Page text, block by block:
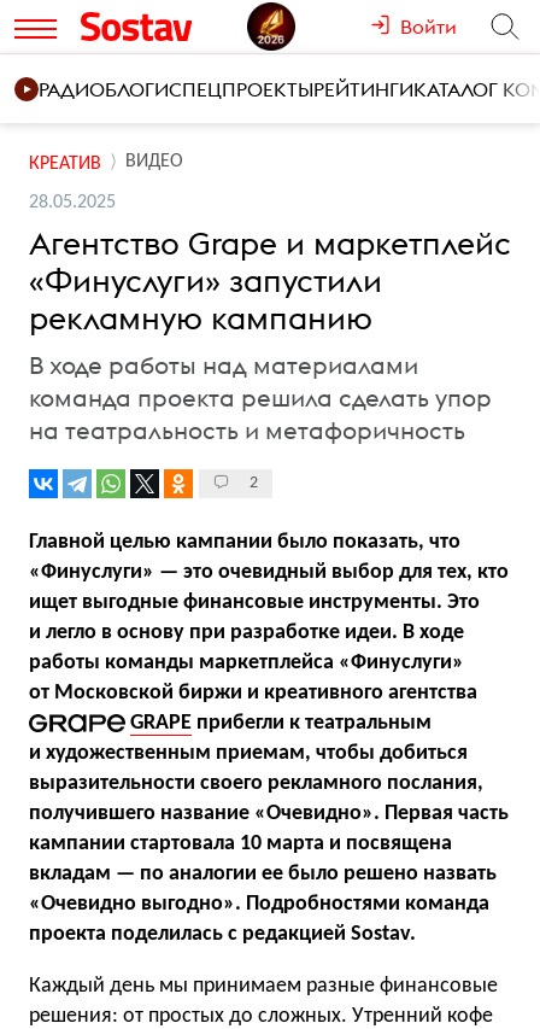
Войти
РАДИОБЛОГИСПЕЦПРОЕКТЫРЕЙТИНГИКАТАЛОГ
КРЕАТИВ ВИДЕО
28.05.2025
Агентство Grape и маркетплейс
«Финуслуги» запустили
рекламную кампанию
В ходе работы над материалами
команда проекта решила сделать упор
на театральность и метафоричность
2
Главной целью кампании было показать, что
«Финуслуги» — это очевидный выбор для тех, кто
ищет выгодные финансовые инструменты. Это
и легло в основу при разработке идеи. В ходе
работы команды маркетплейса «Финуслуги»
от Московской биржи и креативного агентства
GRAPE прибегли к театральным
и художественным приемам, чтобы добиться
выразительности своего рекламного послания,
получившего название «Очевидно». Первая часть
кампании стартовала 10 марта и посвящена
вкладам — по аналогии ее было решено назвать
«Очевидно выгодно». Подробностями команда
проекта поделилась с редакцией Sostav.
Каждый день мы принимаем разные финансовые
решения: от простых до сложных. Утренний кофе